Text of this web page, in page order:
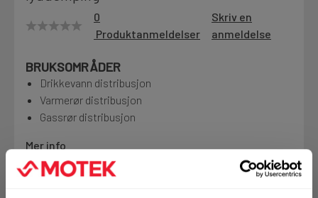
Kontakt og åpningstider
Kontakt
0
Produktanmeldelser
Skriv en
anmeldelse
BRUKSOMRÅDER
Drikkevann distribusjon
Varmerør distribusjon
Gassrør distribusjon
Mer info